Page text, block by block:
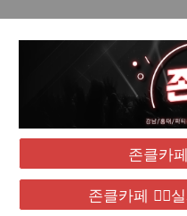
존클카
존클카페 ❤️‍🔥